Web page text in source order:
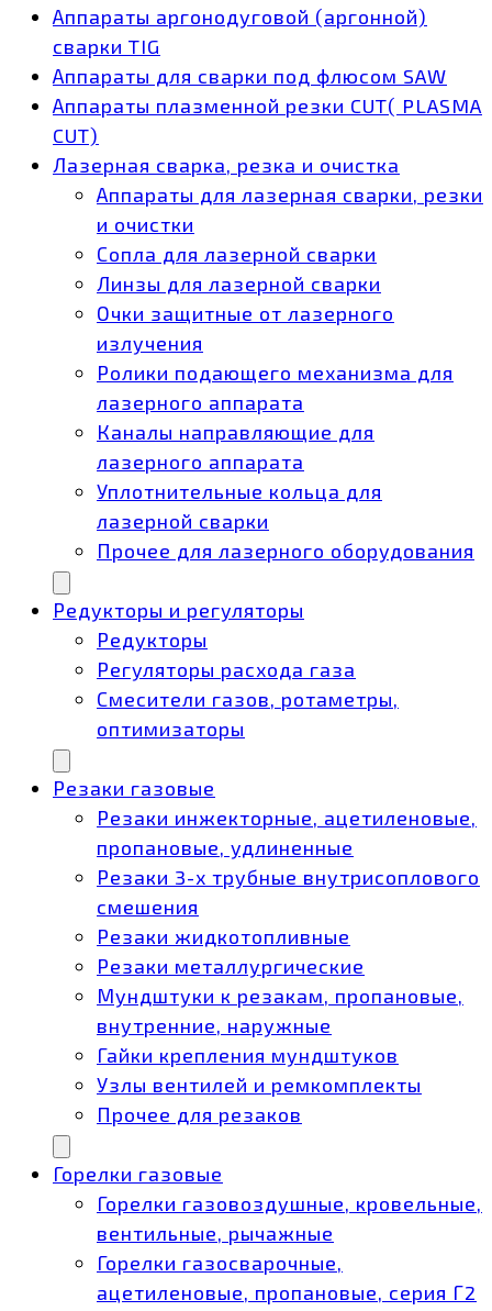
Аппараты аргонодуговой (аргонной)
сварки TIG
Аппараты для сварки под флюсом SAW
Аппараты плазменной резки CUT( PLASMA
CUT)
Лазерная сварка, резка и очистка
Аппараты для лазерная сварки, резки
и очистки
Сопла для лазерной сварки
Линзы для лазерной сварки
Очки защитные от лазерного
излучения
Ролики подающего механизма для
лазерного аппарата
Каналы направляющие для
лазерного аппарата
Уплотнительные кольца для
лазерной сварки
Прочее для лазерного оборудования
Редукторы и регуляторы
Редукторы
Регуляторы расхода газа
Смесители газов, ротаметры,
оптимизаторы
Резаки газовые
Резаки инжекторные, ацетиленовые,
пропановые, удлиненные
Резаки 3-х трубные внутрисоплового
смешения
Резаки жидкотопливные
Резаки металлургические
Мундштуки к резакам, пропановые,
внутренние, наружные
Гайки крепления мундштуков
Узлы вентилей и ремкомплекты
Прочее для резаков
Горелки газовые
Горелки газовоздушные, кровельные,
вентильные, рычажные
Горелки газосварочные,
ацетиленовые, пропановые, серия Г2